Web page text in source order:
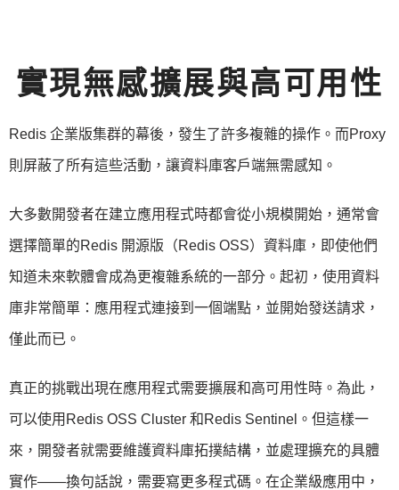
實現無感擴展與高可用性
Redis 企業版集群的幕後，發生了許多複雜的操作。而Proxy
則屏蔽了所有這些活動，讓資料庫客戶端無需感知。
大多數開發者在建立應用程式時都會從小規模開始，通常會
選擇簡單的Redis 開源版（Redis OSS）資料庫，即使他們
知道未來軟體會成為更複雜系統的一部分。起初，使用資料
庫非常簡單：應用程式連接到一個端點，並開始發送請求，
僅此而已。
真正的挑戰出現在應用程式需要擴展和高可用性時。為此，
可以使用Redis OSS Cluster 和Redis Sentinel。但這樣一
來，開發者就需要維護資料庫拓撲結構，並處理擴充的具體
實作——換句話說，需要寫更多程式碼。在企業級應用中，